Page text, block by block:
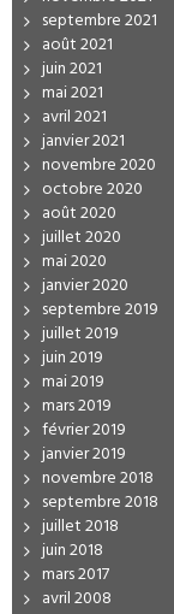
septembre 2021
août 2021
juin 2021
mai 2021
avril 2021
janvier 2021
novembre 2020
octobre 2020
août 2020
juillet 2020
mai 2020
janvier 2020
septembre 2019
juillet 2019
juin 2019
mai 2019
mars 2019
février 2019
janvier 2019
novembre 2018
septembre 2018
juillet 2018
juin 2018
mars 2017
avril 2008